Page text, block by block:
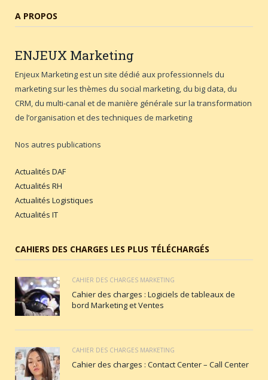
A PROPOS
ENJEUX Marketing
Enjeux Marketing est un site dédié aux professionnels du
marketing sur les thèmes du social marketing, du big data, du
CRM, du multi-canal et de manière générale sur la transformation
de l’organisation et des techniques de marketing
Nos autres publications
Actualités DAF
Actualités RH
Actualités Logistiques
Actualités IT
CAHIERS DES CHARGES LES PLUS TÉLÉCHARGÉS
CAHIER DES CHARGES MARKETING
Cahier des charges : Logiciels de tableaux de
bord Marketing et Ventes
CAHIER DES CHARGES MARKETING
Cahier des charges : Contact Center – Call Center